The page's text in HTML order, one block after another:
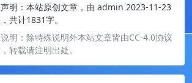
明： 本站原创文章，由 admin 2023-11-23
共计1831字。
明： 除特殊说明外本站文章皆由CC-4.0协议
转载请注明出处。